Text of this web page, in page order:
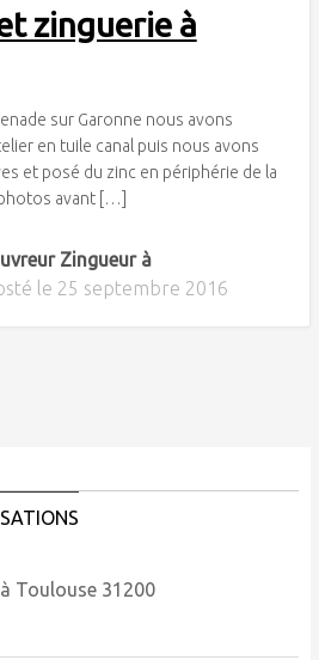
zinguerie à
sur Garonne nous avons
en tuile canal puis nous avons
et posé du zinc en périphérie de la
avant […]
Zingueur à
le 25 septembre 2016
Toulouse 31200